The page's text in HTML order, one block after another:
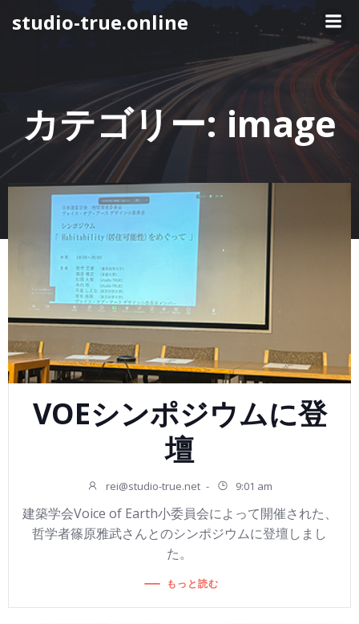
ン
ン
ツ
へ
ス
プ
studio-true.online
カテゴリー: image
VOEシンポジウムに登
壇
rei@studio-true.net - 9:01 am
建築学会Voice of Earth小委員会によって開催された、
哲学者篠原雅武さんとのシンポジウムに登壇しまし
た。
もっと読む